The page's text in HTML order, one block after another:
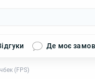
Де моє
(FPS)